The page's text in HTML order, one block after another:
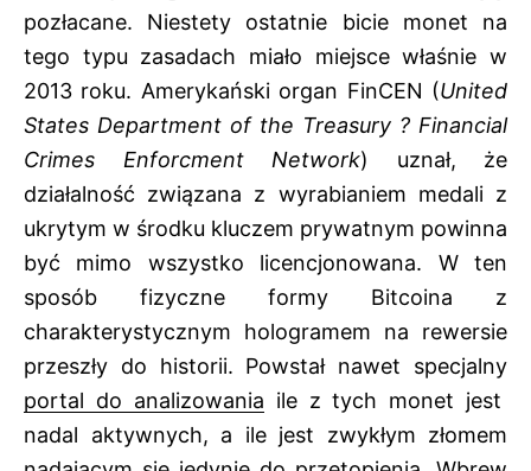
pozłacane. Niestety ostatnie bicie monet na
tego typu zasadach miało miejsce właśnie w
2013 roku. Amerykański organ FinCEN (United
States Department of the Treasury ? Financial
Crimes Enforcment Network) uznał, że
działalność związana z wyrabianiem medali z
ukrytym w środku kluczem prywatnym powinna
być mimo wszystko licencjonowana. W ten
sposób fizyczne formy Bitcoina z
charakterystycznym hologramem na rewersie
przeszły do historii. Powstał nawet specjalny
portal do analizowania ile z tych monet jest
nadal aktywnych, a ile jest zwykłym złomem